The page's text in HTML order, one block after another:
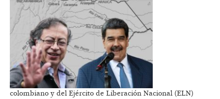
colombiano y del Ejército de Liberación Nacional (ELN)